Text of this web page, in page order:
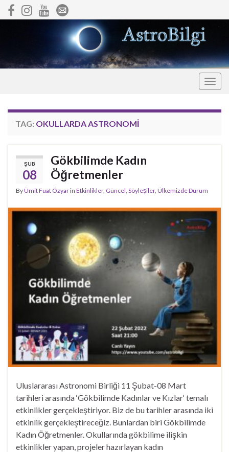
TAG: OKULLARDA ASTRONOMI
ŞUB
08
Gökbilimde Kadın
Öğretmenler
ByÜmit Fuat Özyarin Etkinlikler, Güncel Söyleşiler, Ülkemizde Durum
Uluslararası Astronomi Birliği 11 Şubat-08 Mart
tarihleri arasında ‘Gökbilimde Kadınlar ve Kızlar‘ temalı
etkinlikler gerçekleştiriyor. Biz de bu tarihler arasında iki
etkinlik gerçekleştireceğiz. Bunlardan biri Gökbilimde
Kadın Öğretmenler. Okullarında gökbilime ilişkin
etkinlikler yapan, projeler hazırlayan kadın